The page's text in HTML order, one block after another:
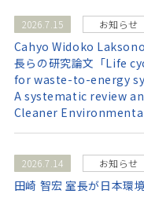
2026.7.15 お知らせ
Cahyo Widoko
長らの研究論文「Life
for waste-to-energy
A systematic review
Cleaner Environmental
2026.7.14 お知らせ
田崎 智宏 室長が日本環